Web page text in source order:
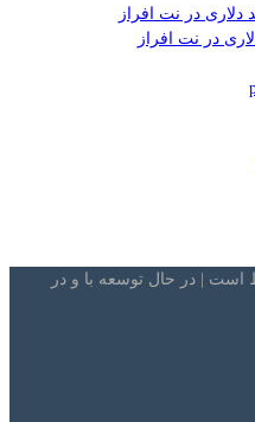
در نت افراز
و در